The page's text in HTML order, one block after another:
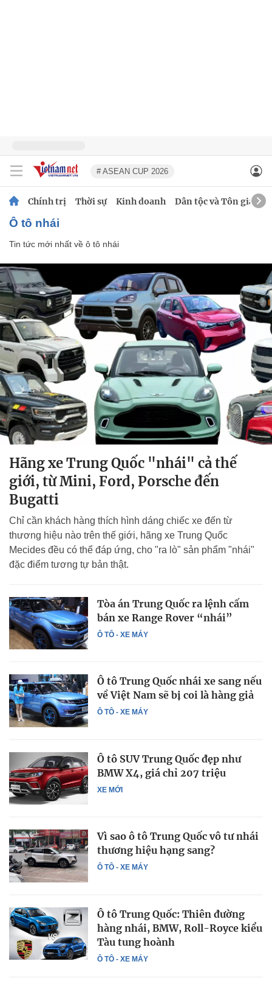
# ASEAN CUP 2026
Chính trị Thời sự Kinh doanh Dân tộc và Tôn giáo
ô tô nhái
Tin tức mới nhất về ô tô nhái
Hãng xe Trung Quốc "nhái" cả thế
giới, từ Mini, Ford, Porsche đến
Bugatti
Chỉ cần khách hàng thích hình dáng chiếc xe đến từ
thương hiệu nào trên thế giới, hãng xe Trung Quốc
Mecides đều có thể đáp ứng, cho "ra lò" sản phẩm "nhái"
đặc điểm tương tự bản thật.
Ô TÔ - XE MÁY
Tòa án Trung Quốc ra lệnh cấm
bán xe Range Rover “nhái”
Ô TÔ - XE MÁY
Ô tô Trung Quốc nhái xe sang nếu
về Việt Nam sẽ bị coi là hàng giả
XE MỚI
Ô tô SUV Trung Quốc đẹp như
BMW X4, giá chỉ 207 triệu
Ô TÔ - XE MÁY
Vì sao ô tô Trung Quốc vô tư nhái
thương hiệu hạng sang?
Ô TÔ - XE MÁY
Ô tô Trung Quốc: Thiên đường
hàng nhái, BMW, Roll-Royce kiểu
Tàu tung hoành